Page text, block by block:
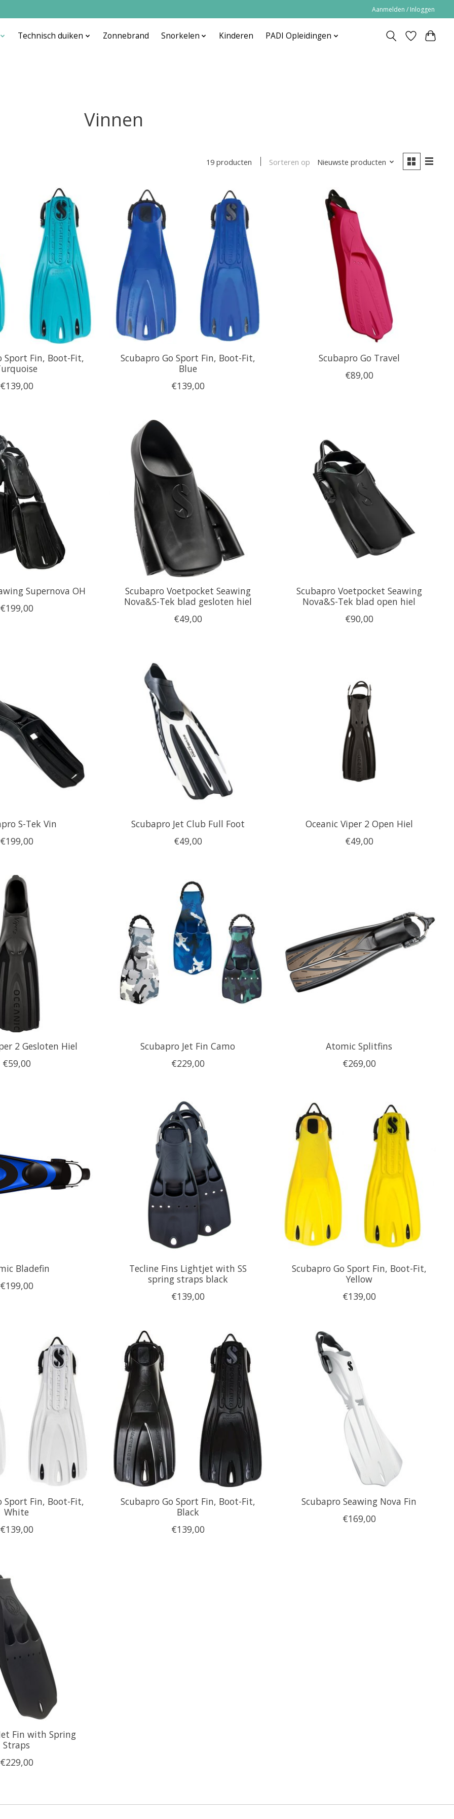
Aanmelden / Inloggen
Technisch duiken Zonnebrand Snorkelen Kinderen PADI Opleidingen
Vinnen
19 producten Sorteren op Nieuwste producten
Sport Fin, Boot-Fit,
€139,00
Scubapro Go Sport Fin, Boot-Fit,
Blue
€139,00
Scubapro Go Travel
€89,00
Supernova OH
€199,00
Scubapro Voetpocket Seawing
Nova&S-Tek blad gesloten hiel
€49,00
Scubapro Voetpocket Seawing
Nova&S-Tek blad open hiel
€90,00
S-Tek Vin
€199,00
Scubapro Jet Club Full Foot
€49,00
Oceanic Viper 2 Open Hiel
€49,00
2 Gesloten Hiel
€59,00
Scubapro Jet Fin Camo
€229,00
Atomic Splitfins
€269,00
Bladefin
€199,00
Tecline Fins Lightjet with SS
spring straps black
€139,00
Scubapro Go Sport Fin, Boot-Fit,
Yellow
€139,00
Sport Fin, Boot-Fit,
White
€139,00
Scubapro Go Sport Fin, Boot-Fit,
Black
€139,00
Scubapro Seawing Nova Fin
€169,00
Fin with Spring
Straps
€229,00